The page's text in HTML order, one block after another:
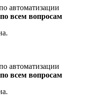
автоматизации
всем вопросам
автоматизации
всем вопросам